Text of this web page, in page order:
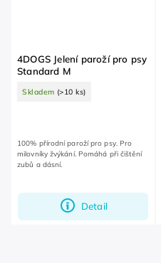
4DOGS Jelení paroží pro psy
Standard M
Skladem (>10 ks)
Detail
100% přírodní paroží pro psy. Pro
milovníky žvýkání. Pomáhá při čištění
zubů a dásní.